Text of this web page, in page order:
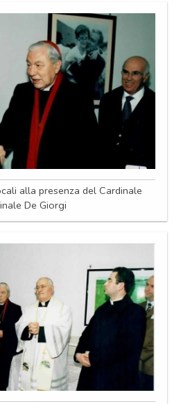
alla presenza del Cardinale
De Giorgi